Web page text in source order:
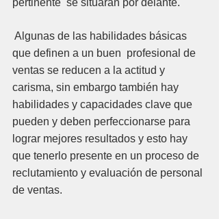
pertinente  se situarán por delante.
Algunas de las habilidades básicas
que definen a un buen  profesional de
ventas se reducen a la actitud y
carisma, sin embargo también hay
habilidades y capacidades clave que
pueden y deben perfeccionarse para
lograr mejores resultados y esto hay
que tenerlo presente en un proceso de
reclutamiento y evaluación de personal
de ventas.